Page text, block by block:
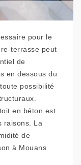
pour le
terrasse peut
de
en dessous du
possibilité
en béton est
raisons. La
de
à Mouans